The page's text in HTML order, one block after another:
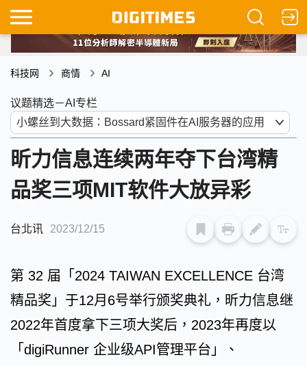
科技网 商情 AI
议题精选－AI专栏
昕力信息连续两年夺下台湾精
品奖三项MIT软件大放异彩
台北讯 2023/12/15
第 32 届「2024 TAIWAN EXCELLENCE 台湾
精品奖」于12月6号举行颁奖典礼，昕力信息继
2022年首度拿下三项大奖后，2023年再度以
「digiRunner 企业级API管理平台」、